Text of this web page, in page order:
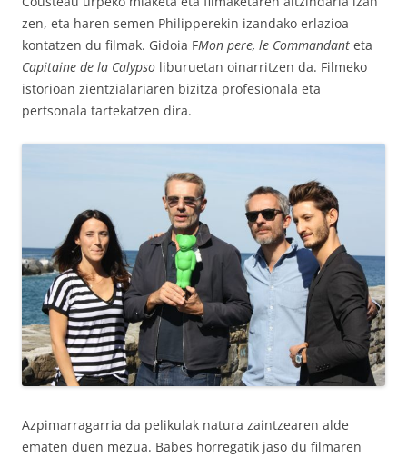
zen, eta haren semen Philipperekin izandako erlazioa
kontatzen du filmak. Gidoia FMon pere, le Commandant eta
Capitaine de la Calypso liburuetan oinarritzen da. Filmeko
istorioan zientzialariaren bizitza profesionala eta
pertsonala tartekatzen dira.
Azpimarragarria da pelikulak natura zaintzearen alde
ematen duen mezua. Babes horregatik jaso du filmaren